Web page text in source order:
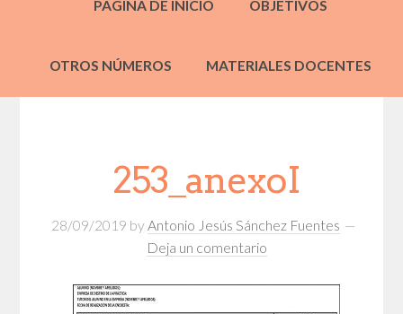
PÁGINA DE INICIO OBJETIVOS
OTROS NÚMEROS MATERIALES DOCENTES
253_anexoI
28/09/2019 by Antonio Jesús Sánchez Fuentes
Deja un comentario